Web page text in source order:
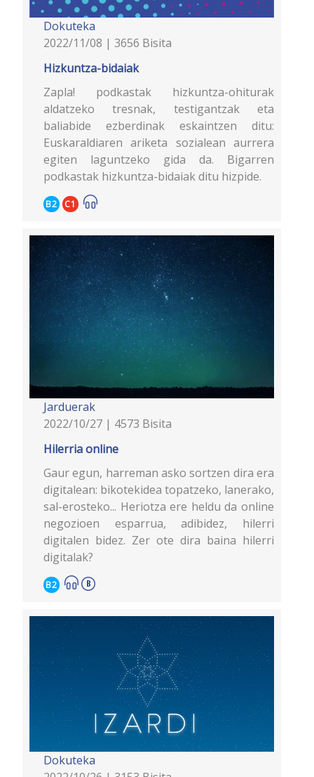
Dokuteka
2022/11/08 | 3656 Bisita
Hizkuntza-bidaiak
Zapla! podkastak hizkuntza-ohiturak
aldatzeko tresnak, testigantzak eta
baliabide ezberdinak eskaintzen ditu:
Euskaraldiaren ariketa sozialean aurrera
egiten laguntzeko gida da. Bigarren
podkastak hizkuntza-bidaiak ditu hizpide.
B2 C1
Jarduerak
2022/10/27 | 4573 Bisita
Hilerria online
Gaur egun, harreman asko sortzen dira era
digitalean: bikotekidea topatzeko, lanerako,
sal-erosteko... Heriotza ere heldu da online
negozioen esparrua, adibidez, hilerri
digitalen bidez. Zer ote dira baina hilerri
digitalak?
B2
Dokuteka